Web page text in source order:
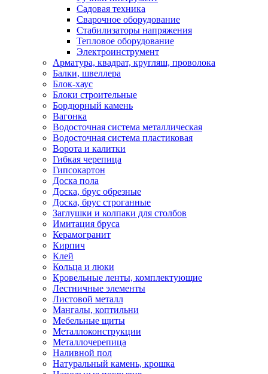
Садовая техника
Сварочное оборудование
Стабилизаторы напряжения
Тепловое оборудование
Электроинструмент
Арматура, квадрат, кругляш, проволока
Балки, швеллера
Блок-хаус
Блоки строительные
Бордюрный камень
Вагонка
Водосточная система металлическая
Водосточная система пластиковая
Ворота и калитки
Гибкая черепица
Гипсокартон
Доска пола
Доска, брус обрезные
Доска, брус строганные
Заглушки и колпаки для столбов
Имитация бруса
Керамогранит
Кирпич
Клей
Кольца и люки
Кровельные ленты, комплектующие
Лестничные элементы
Листовой металл
Мангалы, коптильни
Мебельные щиты
Металлоконструкции
Металлочерепица
Наливной пол
Натуральный камень, крошка